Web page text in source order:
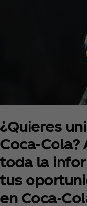
¿Quieres
toda la
tus
en